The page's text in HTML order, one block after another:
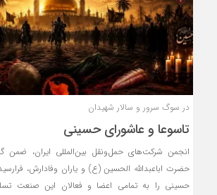
در سوگ سرور و سالار شهیدان
تاسوعا و عاشورای حسینی
انجمن شرکت‌های حمل‌ونقل بین‌المللی ایران، ضمن
حضرت اباعبدالله الحسین (ع) و یاران وفادارش،
حسینی را به تمامی اعضا و فعالان این صنعت